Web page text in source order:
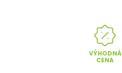
VÝHODNÁ
CENA